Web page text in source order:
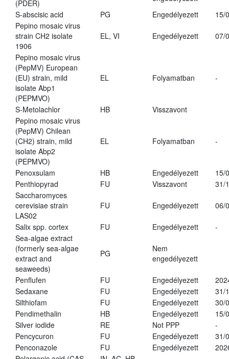
(PDER)
S-abscisic acid
PG Engedélyezett
15/
Pepino mosaic virus
strain CH2 isolate
1906
EL, VI Engedélyezett 07/
Pepino mosaic virus
(PepMV) European
(EU) strain, mild
isolate Abp1
(PEPMVO)
EL Folyamatban -
S-Metolachlor HB
Visszavont
Pepino mosaic virus
(PepMV) Chilean
(CH2) strain, mild
isolate Abp2
(PEPMVO)
EL Folyamatban -
Penoxsulam HB Engedélyezett
15/
Penthiopyrad
FU Visszavont
31/
Saccharomyces
cerevisiae strain
LAS02
FU Engedélyezett 06/
Salix spp. cortex FU Engedélyezett
-
Sea-algae extract
(formerly sea-algae
extract and
seaweeds)
PG
Nem
engedélyezett
Penflufen FU Engedélyezett
Sedaxane
FU Engedélyezett
31/
Silthiofam
FU Engedélyezett
30/
Pendimethalin
HB Engedélyezett
15/
Silver iodide
RE Not PPP
-
Pencycuron
FU Engedélyezett
31/
Penconazole
FU Engedélyezett